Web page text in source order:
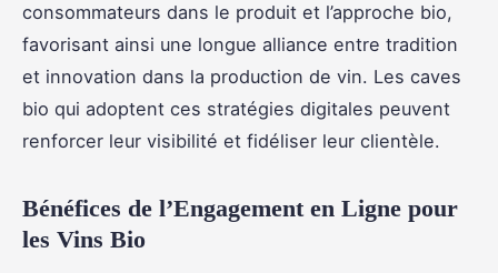
consommateurs dans le produit et l’approche bio,
favorisant ainsi une longue alliance entre tradition
et innovation dans la production de vin. Les caves
bio qui adoptent ces stratégies digitales peuvent
renforcer leur visibilité et fidéliser leur clientèle.
Bénéfices de l’Engagement en Ligne pour
les Vins Bio